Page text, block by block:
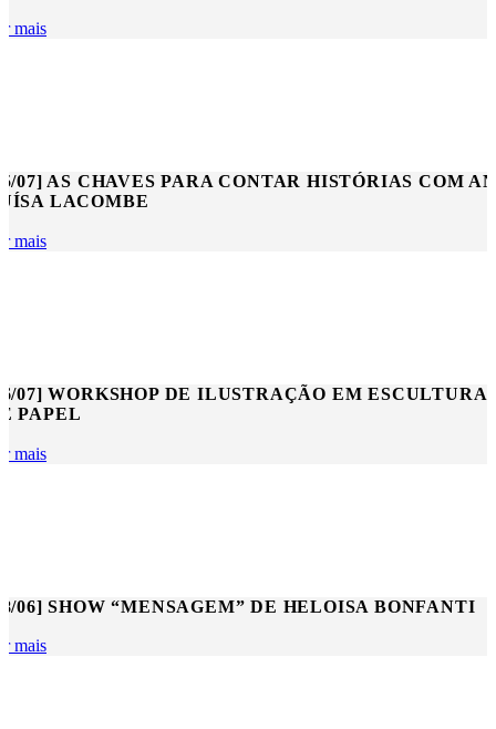
mais
07] AS CHAVES PARA CONTAR HISTÓRIAS COM
LACOMBE
mais
07] WORKSHOP DE ILUSTRAÇÃO EM ESCULTURA
PAPEL
mais
06] SHOW “MENSAGEM” DE HELOISA BONFANTI
mais